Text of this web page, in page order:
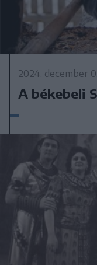
2024. december
A békebeli